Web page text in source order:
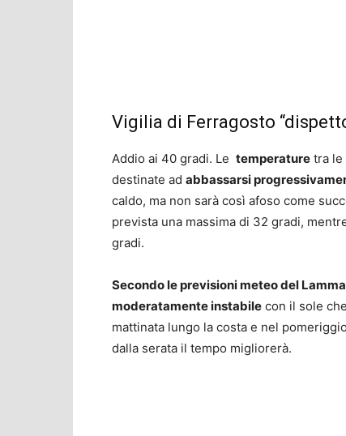
Vigilia di Ferragosto
Addio ai 40 gradi. Le temperature tra le
destinate ad abbassarsi
caldo, ma non sarà così afoso come
prevista una massima di 32 gradi,
gradi.
Secondo le previsioni meteo del
moderatamente instabile con il sole
mattinata lungo la costa e nel
dalla serata il tempo migliorerà.